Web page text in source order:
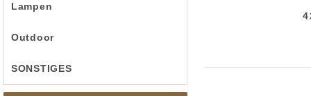
Lampen
Outdoor
SONSTIGES